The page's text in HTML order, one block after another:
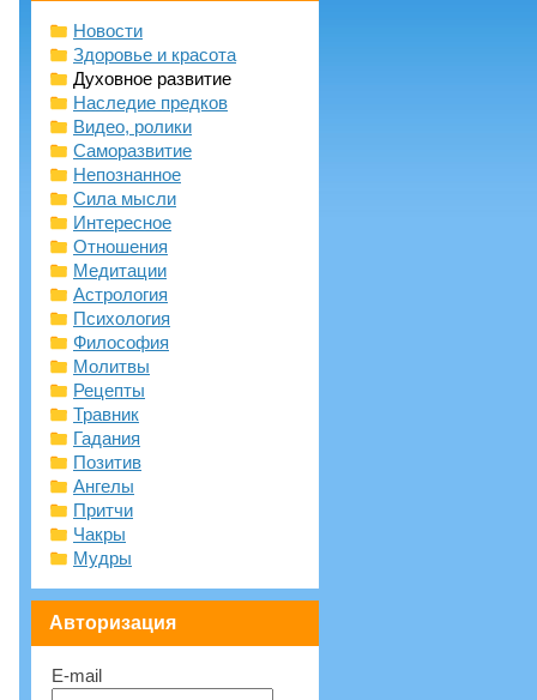
Новости
Здоровье и красота
Духовное развитие
Наследие предков
Видео, ролики
Саморазвитие
Непознанное
Сила мысли
Интересное
Отношения
Медитации
Астрология
Психология
Философия
Молитвы
Рецепты
Травник
Гадания
Позитив
Ангелы
Притчи
Чакры
Мудры
Авторизация
E-mail